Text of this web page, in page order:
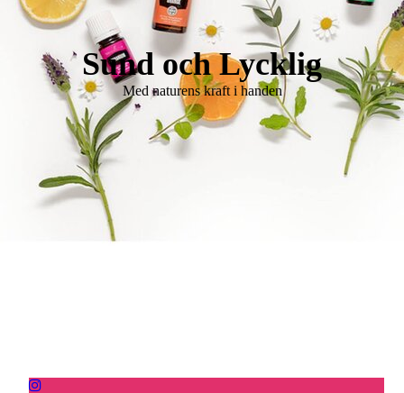
Logo Holistisk Hälsomässa
Sund och Lycklig
Med naturens kraft i handen